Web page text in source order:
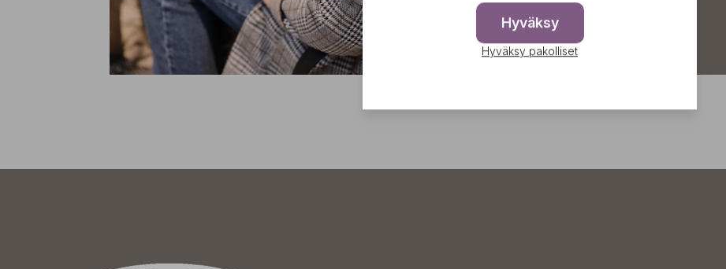
Hyväksy
Hyväksy pakolliset